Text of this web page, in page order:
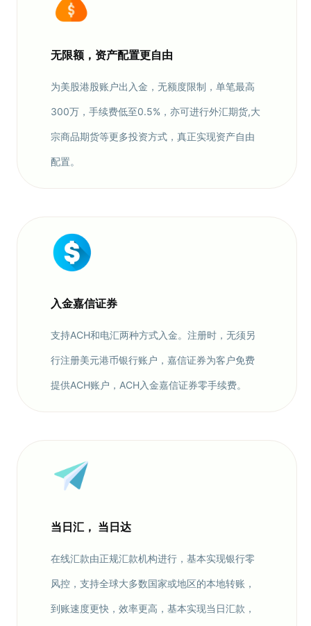
无限额，资产配置更自由
为美股港股账户出入金，无额度限制，单笔最高
300万，手续费低至0.5%，亦可进行外汇期货,大
宗商品期货等更多投资方式，真正实现资产自由
配置。
入金嘉信证券
支持ACH和电汇两种方式入金。注册时，无须另
行注册美元港币银行账户，嘉信证券为客户免费
提供ACH账户，ACH入金嘉信证券零手续费。
当日汇， 当日达
在线汇款由正规汇款机构进行，基本实现银行零
风控，支持全球大多数国家或地区的本地转账，
到账速度更快，效率更高，基本实现当日汇款，